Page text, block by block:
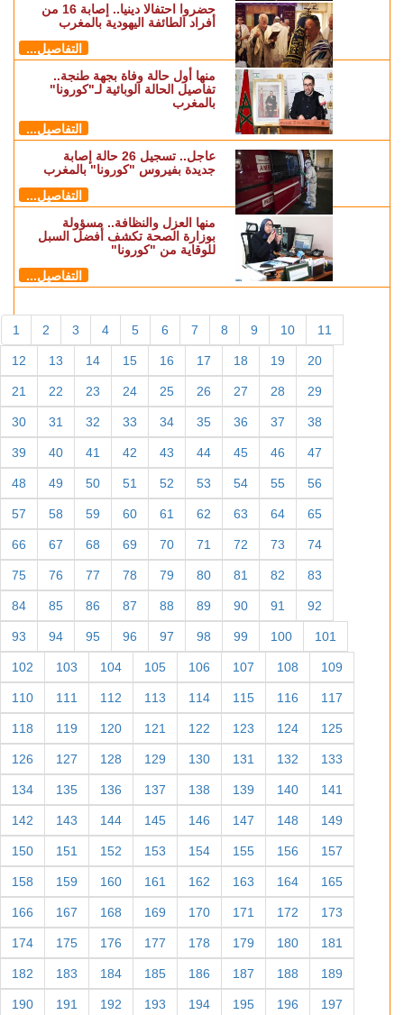
حضروا احتفالا دينيا.. إصابة 16 من
أفراد الطائفة اليهودية بالمغرب
التفاصيل...
منها أول حالة وفاة بجهة طنجة..
تفاصيل الحالة الوبائية لـ"كورونا"
بالمغرب
التفاصيل...
عاجل.. تسجيل 26 حالة إصابة
جديدة بفيروس "كورونا" بالمغرب
التفاصيل...
منها العزل والنظافة.. مسؤولة
بوزارة الصحة تكشف أفضل السبل
للوقاية من "كورونا"
التفاصيل...
1 2 3 4 5 6 7 8 9 10 11
12 13 14 15 16 17 18 19 20
21 22 23 24 25 26 27 28 29
30 31 32 33 34 35 36 37 38
39 40 41 42 43 44 45 46 47
48 49 50 51 52 53 54 55 56
57 58 59 60 61 62 63 64 65
66 67 68 69 70 71 72 73 74
75 76 77 78 79 80 81 82 83
84 85 86 87 88 89 90 91 92
93 94 95 96 97 98 99 100 101
102 103 104 105 106 107 108 109
110 111 112 113 114 115 116 117
118 119 120 121 122 123 124 125
126 127 128 129 130 131 132 133
134 135 136 137 138 139 140 141
142 143 144 145 146 147 148 149
150 151 152 153 154 155 156 157
158 159 160 161 162 163 164 165
166 167 168 169 170 171 172 173
174 175 176 177 178 179 180 181
182 183 184 185 186 187 188 189
190 191 192 193 194 195 196 197